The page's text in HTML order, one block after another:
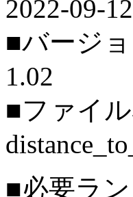
2022-09-12
■バージ
1.02
■ファイ
■必要ラ